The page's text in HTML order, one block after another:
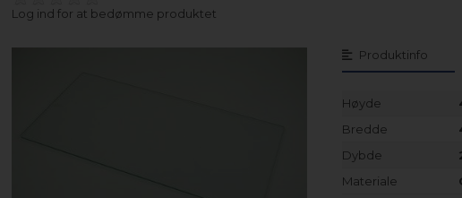
Log ind for at bedømme produktet
Produktinfo
Høyde
Bredde
Dybde
Materiale